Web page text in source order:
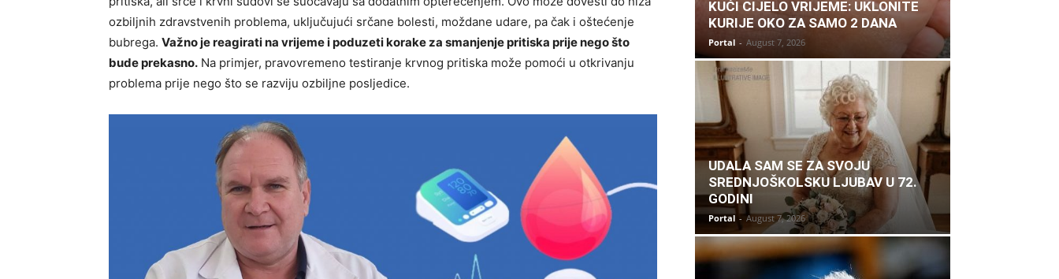
ozbiljnih zdravstvenih problema, uključujući srčane bolesti, moždane udare, pa čak i oštećenje
bubrega. Važno je reagirati na vrijeme i poduzeti korake za smanjenje pritiska prije nego što
bude prekasno. Na primjer, pravovremeno testiranje krvnog pritiska može pomoći u otkrivanju
problema prije nego što se razviju ozbiljne posljedice.
KUĆI CIJELO VRIJEME: UKLONITE
KURIJE OKO ZA SAMO 2 DANA
Portal - August 7, 2026
UDALA SAM SE ZA SVOJU
SREDNJOŠKOLSKU LJUBAV U 72.
GODINI
Portal - August 7, 2026